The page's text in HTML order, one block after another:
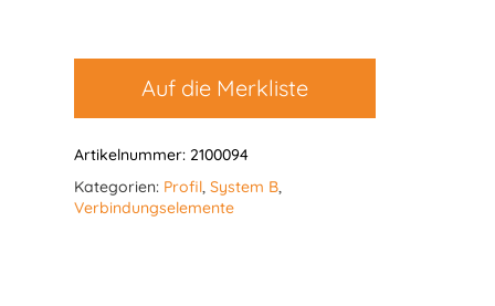
Auf die Merkliste
Artikelnummer: 2100094
Kategorien: Profil, System B,
Verbindungselemente